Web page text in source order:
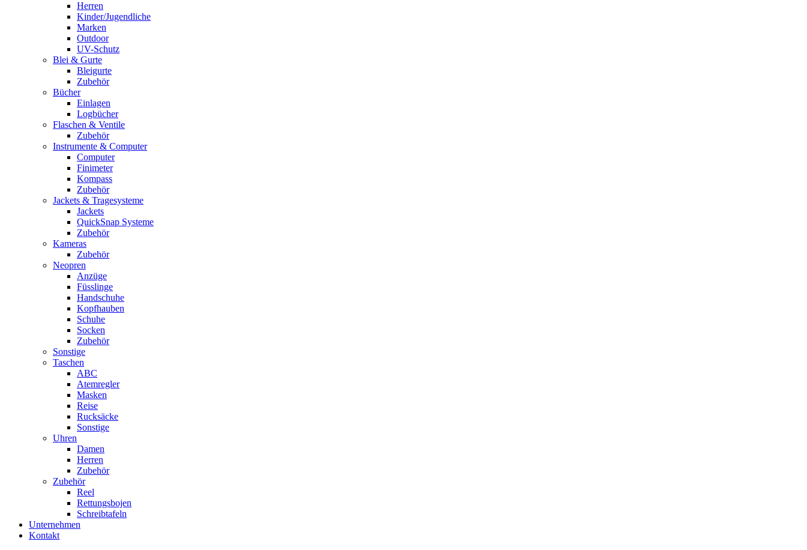
Herren
Kinder/Jugendliche
Marken
Outdoor
UV-Schutz
Blei & Gurte
Bleigurte
Zubehör
Bücher
Einlagen
Logbücher
Flaschen & Ventile
Zubehör
Instrumente & Computer
Computer
Finimeter
Kompass
Zubehör
Jackets & Tragesysteme
Jackets
QuickSnap Systeme
Zubehör
Kameras
Zubehör
Neopren
Anzüge
Füsslinge
Handschuhe
Kopfhauben
Schuhe
Socken
Zubehör
Sonstige
Taschen
ABC
Atemregler
Masken
Reise
Rucksäcke
Sonstige
Uhren
Damen
Herren
Zubehör
Zubehör
Reel
Rettungsbojen
Schreibtafeln
Unternehmen
Kontakt